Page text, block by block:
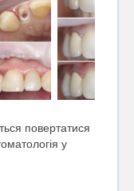
повертатися
у